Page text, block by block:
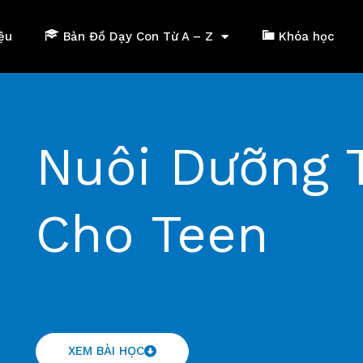
Bản Đồ Dạy Con Từ A – Z Khóa học
Nuôi Dưỡng
Cho Teen
XEM BÀI HỌC